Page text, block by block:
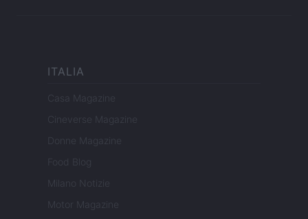
ITALIA
Casa Magazine
Cineverse Magazine
Donne Magazine
Food Blog
Milano Notizie
Motor Magazine